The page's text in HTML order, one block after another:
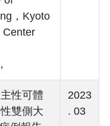
，Kyoto
Center
性可體
雙側大
2023
. 03